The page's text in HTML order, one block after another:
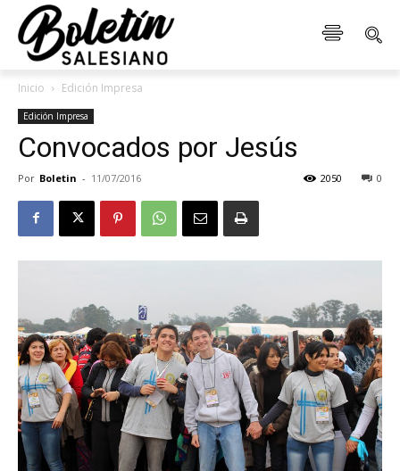
Inicio Edición Impresa
Edición Impresa
Convocados por Jesús
Por Boletin - 11/07/2016 0
2050